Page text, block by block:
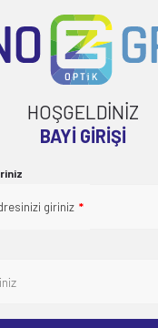
HOŞGELDİNİZ
BAYI GIRIŞI
giriniz *